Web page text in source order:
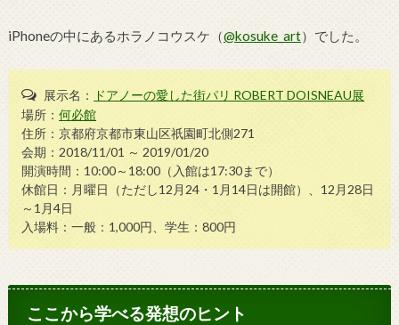
iPhoneの中にあるホラノコウスケ（@kosuke_art）でした。
展示名：
ドアノーの愛した街パリ ROBERT DOISNEAU展
場所：何必館
住所：京都府京都市東山区祇園町北側271
会期：2018/11/01 ～ 2019/01/20
開演時間：10:00～18:00（入館は17:30まで）
休館日：月曜日（ただし12月24・1月14日は開館）、12月28日
～1月4日
入場料：一般：1,000円、学生：800円
ここから学べる発想のヒント